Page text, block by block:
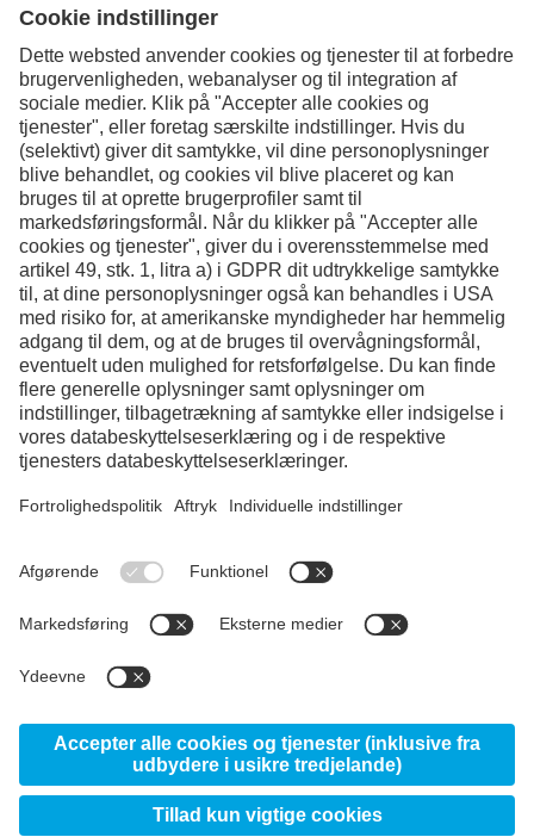
Kontakt
Facebook
Instagram
LinkedIn
© 2026 voestalpine High Performance Metals
Denmark A/S, Kokmose 8, DK-6000 Kolding